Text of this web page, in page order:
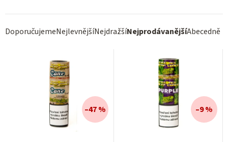
Ř
DoporučujemeNejlevnějšíNejdražšíNejprodávanějšíAbecedně
–47 % –9 %